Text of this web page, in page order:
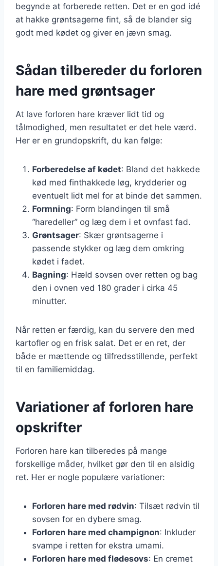
begynde at forberede retten. Det er en god idé
at hakke grøntsagerne fint, så de blander sig
godt med kødet og giver en jævn smag.
Sådan tilbereder du forloren
hare med grøntsager
At lave forloren hare kræver lidt tid og
tålmodighed, men resultatet er det hele værd.
Her er en grundopskrift, du kan følge:
Forberedelse af kødet: Bland det hakkede
kød med finthakkede løg, krydderier og
eventuelt lidt mel for at binde det sammen.
Formning: Form blandingen til små
“haredeller” og læg dem i et ovnfast fad.
Grøntsager: Skær grøntsagerne i
passende stykker og læg dem omkring
kødet i fadet.
Bagning: Hæld sovsen over retten og bag
den i ovnen ved 180 grader i cirka 45
minutter.
Når retten er færdig, kan du servere den med
kartofler og en frisk salat. Det er en ret, der
både er mættende og tilfredsstillende, perfekt
til en familiemiddag.
Variationer af forloren hare
opskrifter
Forloren hare kan tilberedes på mange
forskellige måder, hvilket gør den til en alsidig
ret. Her er nogle populære variationer:
Forloren hare med rødvin: Tilsæt rødvin til
sovsen for en dybere smag.
Forloren hare med champignon: Inkluder
svampe i retten for ekstra umami.
Forloren hare med flødesovs: En cremet